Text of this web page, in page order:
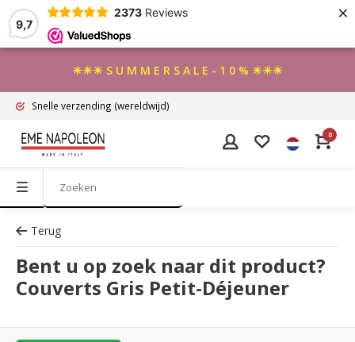
9,7
2373 Reviews ×
☀☀☀ S U M M E R S A L E - 1 0 % ☀☀☀
Snelle verzending (wereldwijd)
0
Terug
Bent u op zoek naar dit product?
Couverts Gris Petit-Déjeuner